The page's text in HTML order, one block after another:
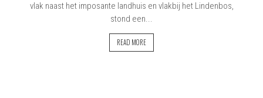
vlak naast het imposante landhuis en vlakbij het Lindenbos,
stond een...
READ MORE